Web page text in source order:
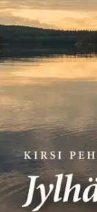
Tuotekuvaus
Haapa-ahon talo
kaipaavan nuoren
metsän keskellä,
muuttaa kaupungin
hän oli kuvitellut.
jotain epäilyttävää,
Jylhäsalmelle
Jylhäsalmella
on kaunista
ja romantiikkaa.